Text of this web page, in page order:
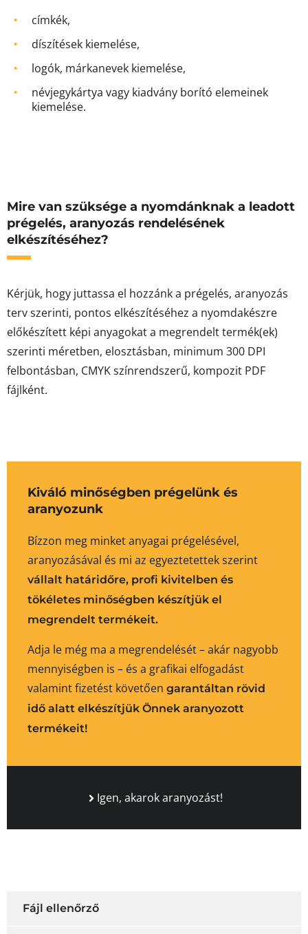
címkék,
díszítések kiemelése,
logók, márkanevek kiemelése,
névjegykártya vagy kiadvány borító elemeinek
kiemelése.
Mire van szüksége a nyomdánknak a leadott
prégelés, aranyozás rendelésének
elkészítéséhez?
Kérjük, hogy juttassa el hozzánk a prégelés, aranyozás
terv szerinti, pontos elkészítéséhez a nyomdakészre
előkészített képi anyagokat a megrendelt termék(ek)
szerinti méretben, elosztásban, minimum 300 DPI
felbontásban, CMYK színrendszerű, kompozit PDF
fájlként.
Kiváló minőségben prégelünk és
aranyozunk
Bízzon meg minket anyagai prégelésével,
aranyozásával és mi az egyeztetettek szerint
vállalt határidőre, profi kivitelben és
tökéletes minőségben készítjük el
megrendelt termékeit.
Adja le még ma a megrendelését – akár nagyobb
mennyiségben is – és a grafikai elfogadást
valamint fizetést követően garantáltan rövid
idő alatt elkészítjük Önnek aranyozott
termékeit!
Igen, akarok aranyozást!
Fájl ellenőrző